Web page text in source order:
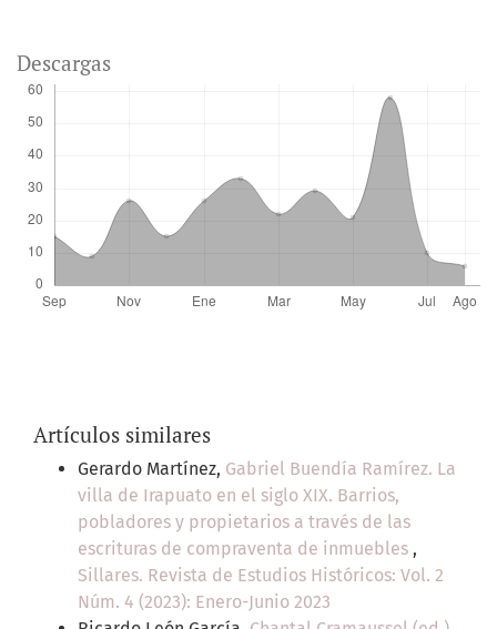
Descargas
Artículos similares
Gerardo Martínez, Gabriel Buendía Ramírez. La
villa de Irapuato en el siglo XIX. Barrios,
pobladores y propietarios a través de las
escrituras de compraventa de inmuebles ,
Sillares. Revista de Estudios Históricos: Vol. 2
Núm. 4 (2023): Enero-Junio 2023